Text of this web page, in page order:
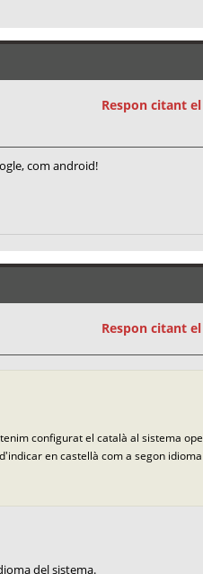
Respon citant
com android!
Respon citant
configurat el català al sistema
en castellà com a segon
del sistema.